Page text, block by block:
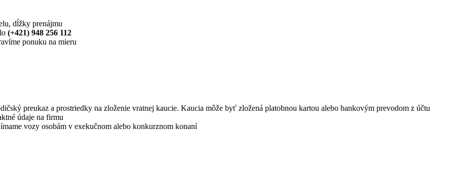
dĺžky prenájmu
(+421) 948 256 112
ponuku na mieru
preukaz a prostriedky na zloženie vratnej kaucie. Kaucia môže byť zložená platobnou kartou alebo bankovým prevodom z účtu
údaje na firmu
vozy osobám v exekučnom alebo konkurznom konaní